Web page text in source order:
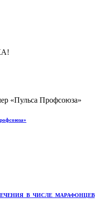
В ЧИСЛЕ МАРАФОНЦЕВ